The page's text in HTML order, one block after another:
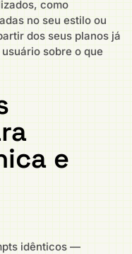
como
no seu estilo ou
dos seus planos já
sobre o que
e
idênticos —